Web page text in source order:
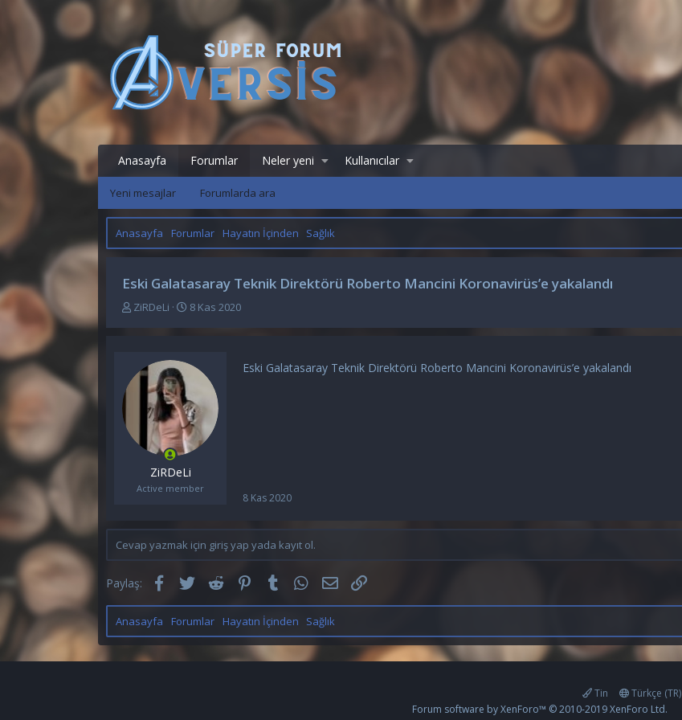
Anasayfa Forumlar Neler yeni Kullanıcılar
Yeni mesajlar Forumlarda ara
Anasayfa Forumlar Hayatın İçinden Sağlık
Eski Galatasaray Teknik Direktörü Roberto Mancini Koronavirüs’e yakalandı
K
u
l
n
ZiRDeLi
B
a
ı
ç
t
a
i
h
8 Kas 2020
ZiRDeLi
Active member
Eski Galatasaray Teknik Direktörü Roberto Mancini Koronavirüs’e yakalandı
8 Kas 2020
Cevap yazmak için giriş yap yada kayıt ol.
Paylaş: Facebook
TwitterReddit PinterestTumblr WhatsApp
E-postaLink
Anasayfa Forumlar Hayatın İçinden Sağlık
Tin Türkçe (TR)
Forum software by XenForo™ © 2010-2019 XenForo Ltd.